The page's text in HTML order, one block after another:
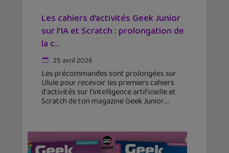
Les cahiers d’activités Geek Junior
sur l’IA et Scratch : prolongation de
la c...
25 avril 2026
Les précommandes sont prolongées sur
Ulule pour recevoir les premiers cahiers
d'activités sur l'intelligence artificielle et
Scratch de ton magazine Geek Junior.